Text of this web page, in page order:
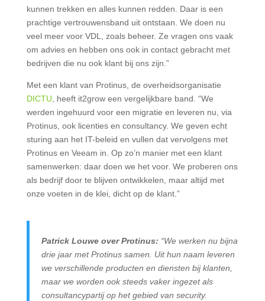
kunnen trekken en alles kunnen redden. Daar is een
prachtige vertrouwensband uit ontstaan. We doen nu
veel meer voor VDL, zoals beheer. Ze vragen ons vaak
om advies en hebben ons ook in contact gebracht met
bedrijven die nu ook klant bij ons zijn.”
Met een klant van Protinus, de overheidsorganisatie
DICTU , heeft it2grow een vergelijkbare band. “We
werden ingehuurd voor een migratie en leveren nu, via
Protinus, ook licenties en consultancy. We geven echt
sturing aan het IT-beleid en vullen dat vervolgens met
Protinus en Veeam in. Op zo’n manier met een klant
samenwerken: daar doen we het voor. We proberen ons
als bedrijf door te blijven ontwikkelen, maar altijd met
onze voeten in de klei, dicht op de klant.”
Patrick Louwe over Protinus: “We werken nu bijna
drie jaar met Protinus samen. Uit hun naam leveren
we verschillende producten en diensten bij klanten,
maar we worden ook steeds vaker ingezet als
consultancypartij op het gebied van security.